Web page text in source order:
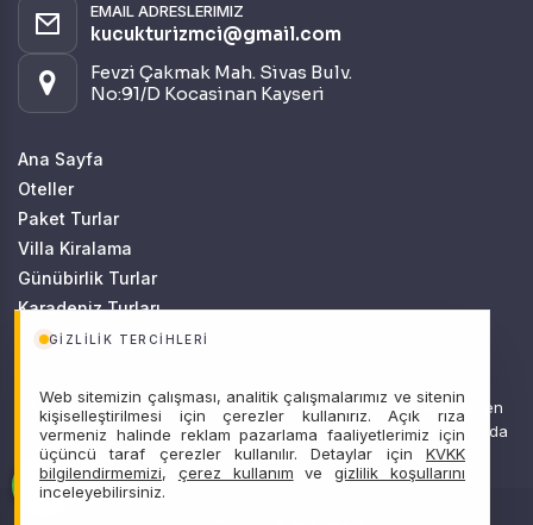
GIZLILIK TERCIHLERI
Web sitemizin çalışması, analitik çalışmalarımız ve sitenin
kişiselleştirilmesi için çerezler kullanırız. Açık rıza
vermeniz halinde reklam pazarlama faaliyetlerimiz için
üçüncü taraf çerezler kullanılır. Detaylar için KVKK
bilgilendirmemizi, çerez kullanım vegizlilik koşullarını
inceleyebilirsiniz.
EMAIL ADRESLERIMIZ
kucukturizmci@gmail.com
Fevzi Çakmak Mah. Sivas Bulv.
No:91/D Kocasinan Kayseri
Ana Sayfa
Oteller
Paket Turlar
Villa Kiralama
Günübirlik Turlar
Karadeniz Turları
Batı Karadeniz Turları
Sitemizde anılan tüm fiyatlar, geçerli kartlar ile tek ödemede, en
ucuz başlangıç fiyatlardır ve yeterli kontenjan olması durumunda
geçerlidir.